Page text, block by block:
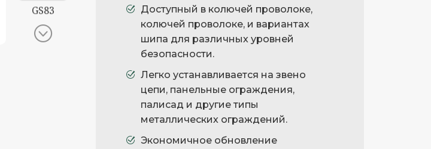
GS82 – Спайк среднего типа
GS83
Доступный в колючей проволоке,
колючей проволоке, и вариантах
шипа для различных уровней
безопасности.
Легко устанавливается на звено
цепи, панельные ограждения,
палисад и другие типы
металлических ограждений.
Экономичное обновление